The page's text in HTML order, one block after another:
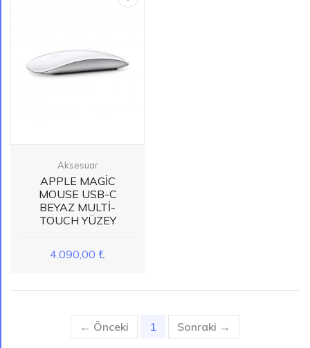
Aksesuar
APPLE MAGİC
MOUSE USB-C
BEYAZ MULTİ-
TOUCH YÜZEY
4.090,00 ₺
← Önceki 1 (current)
Sonraki →